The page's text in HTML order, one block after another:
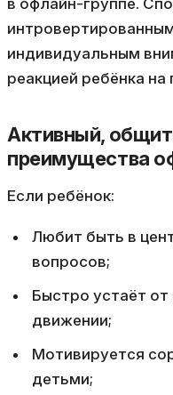
в офлайн-группе.
индивидуальным
реакцией ребёнка
Активный,
преимущества
Если ребёнок:
Любит быть в
вопросов;
Быстро устаёт
движении;
Мотивируется
детьми;